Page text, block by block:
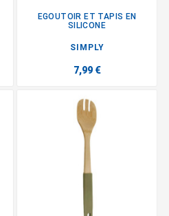
EGOUTOIR ET TAPIS EN
SILICONE
SIMPLY
7,99 €